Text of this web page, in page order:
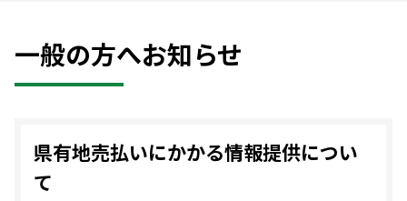
一般の方へお知らせ
県有地売払いにかかる情報提供につい
て